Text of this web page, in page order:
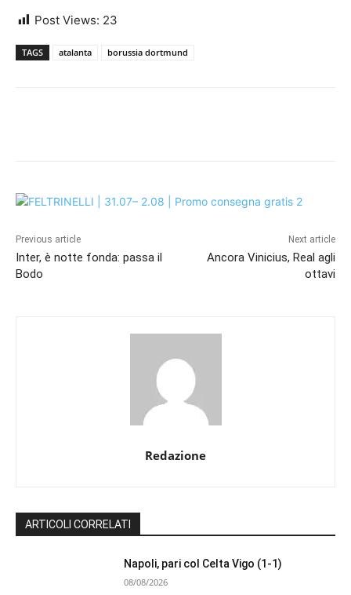
Post Views: 23
TAGS atalanta borussia dortmund
Previous article
Inter, è notte fonda: passa il
Bodo
Next article
Ancora Vinicius, Real agli
ottavi
Redazione
ARTICOLI CORRELATI
Napoli, pari col Celta Vigo (1-1)
08/08/2026